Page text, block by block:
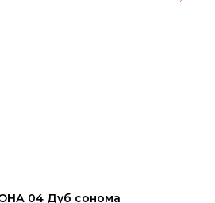
04 Дуб сонома